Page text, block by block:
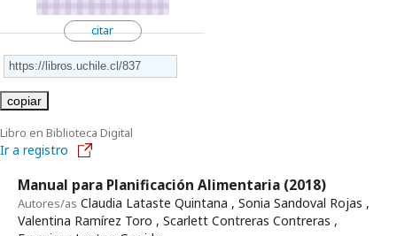
citar
copiar
Libro en Biblioteca Digital
Ir a registro
Manual para Planificación Alimentaria (2018)
Autores/as Claudia Lataste Quintana , Sonia Sandoval Rojas ,
Valentina Ramírez Toro , Scarlett Contreras Contreras ,